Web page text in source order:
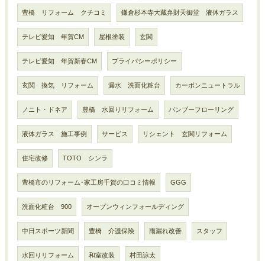
豊橋 リフォーム クチコミ 鎌倉杉本寺大藏弁財天御堂 液体ガラス
テレビ愛知 年賀CM 屋根塗装 玄関
テレビ愛知 年賀新春CM プライバシーポリシー
玄関 換気 リフォーム 漏水 洗面化粧台 カーボンニュートラル
ノニト・ドネア 豊橋 水回りリフォーム バンブーフローリング
液体ガラス 施工事例 サービス リシェント 玄関リフォーム
住宅改修 TOTO シンラ
豊橋市のリフォーム･家工房千賀の口コミ情報 GGG
洗面化粧台 900 オープンウィンフォールディング
中日スポーツ新聞 豊橋 介護保険 雨漏れ改善 スタッフ
水回りリフォーム 和室改装 村田諒太